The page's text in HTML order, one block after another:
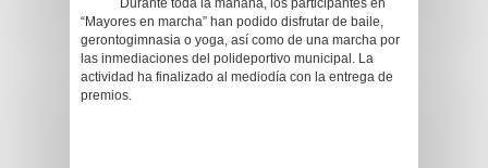
Durante toda la mañana, los participantes en
“Mayores en marcha” han podido disfrutar de baile,
gerontogimnasia o yoga, así como de una marcha por
las inmediaciones del polideportivo municipal. La
actividad ha finalizado al mediodía con la entrega de
premios.